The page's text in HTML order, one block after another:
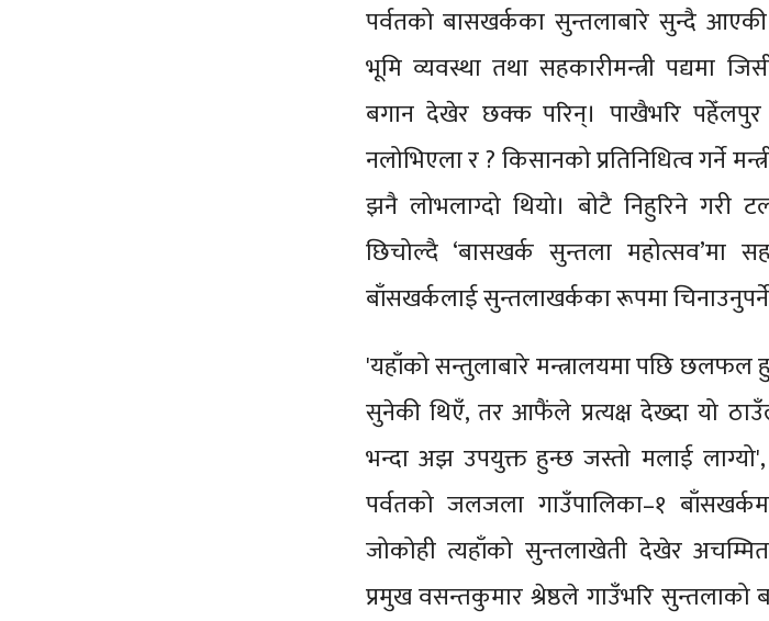
पर्वतको बासखर्कका सुन्तलाबारे सुन्दै
भूमि व्यवस्था तथा सहकारीमन्त्री पद्यमा
बगान देखेर छक्क परिन्। पाखैभरि
नलोभिएला र ? किसानको प्रतिनिधित्व गर्ने
झनै लोभलाग्दो थियो। बोटै निहुरिने गरी
छिचोल्दै ‘बासखर्क सुन्तला महोत्सव’मा
बाँसखर्कलाई सुन्तलाखर्कका रूपमा
'यहाँको सन्तुलाबारे मन्त्रालयमा पछि छलफल
सुनेकी थिएँ, तर आफैंले प्रत्यक्ष देख्दा यो
भन्दा अझ उपयुक्त हुन्छ जस्तो मलाई
पर्वतको जलजला गाउँपालिका–१
जोकोही त्यहाँको सुन्तलाखेती देखेर
प्रमुख वसन्तकुमार श्रेष्ठले गाउँभरि